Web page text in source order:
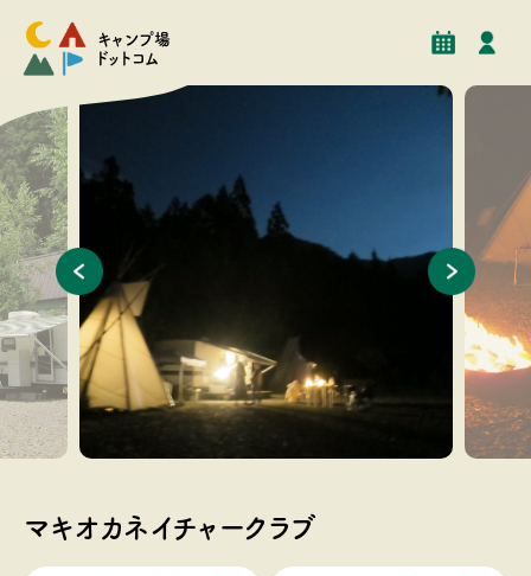
キャンプ場
ドットコム
予約 施設情報
れしくなります。
マキオカネイチャークラブ